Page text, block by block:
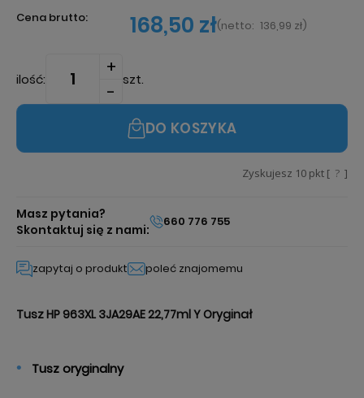
Cena brutto:
168,50 zł(netto: 136,99 zł)
ilość: szt.
DO KOSZYKA
Zyskujesz 10 pkt [ ? ]
Masz pytania?
Skontaktuj się z nami:
660 776 755
zapytaj o produkt poleć znajomemu
Tusz HP 963XL 3JA29AE 22,77ml Y Oryginał
Tusz oryginalny